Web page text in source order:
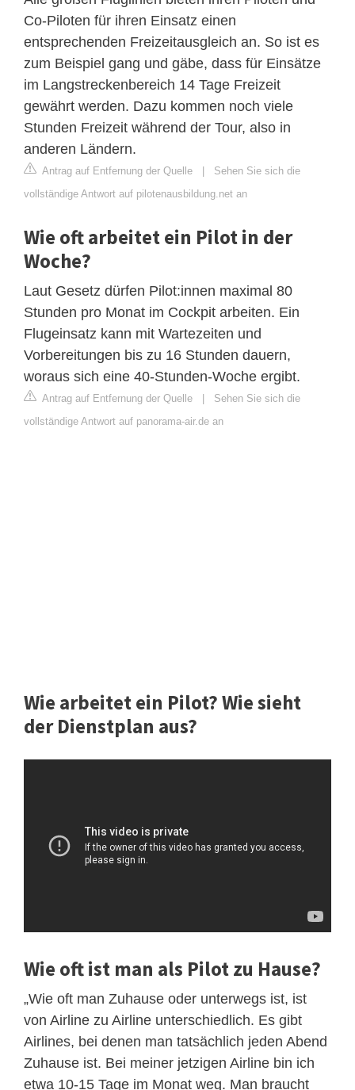
Co-Piloten für ihren Einsatz einen
entsprechenden Freizeitausgleich an. So ist es
zum Beispiel gang und gäbe, dass für Einsätze
im Langstreckenbereich 14 Tage Freizeit
gewährt werden. Dazu kommen noch viele
Stunden Freizeit während der Tour, also in
anderen Ländern.
Antrag auf Entfernung der Quelle
Sehen Sie sich die
vollständige Antwort auf pilotenausbildung.net an
Wie oft arbeitet ein Pilot in der
Woche?
Laut Gesetz dürfen Pilot:innen maximal 80
Stunden pro Monat im Cockpit arbeiten. Ein
Flugeinsatz kann mit Wartezeiten und
Vorbereitungen bis zu 16 Stunden dauern,
woraus sich eine 40-Stunden-Woche ergibt.
Antrag auf Entfernung der Quelle
Sehen Sie sich die
vollständige Antwort auf panorama-air.de an
Wie arbeitet ein Pilot? Wie sieht
der Dienstplan aus?
Wie oft ist man als Pilot zu Hause?
„Wie oft man Zuhause oder unterwegs ist, ist
von Airline zu Airline unterschiedlich. Es gibt
Airlines, bei denen man tatsächlich jeden Abend
Zuhause ist. Bei meiner jetzigen Airline bin ich
etwa 10-15 Tage im Monat weg. Man braucht